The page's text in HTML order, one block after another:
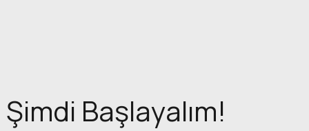
Şimdi Başlayalım!